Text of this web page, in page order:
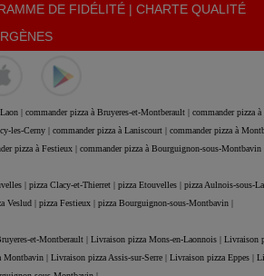
DE FIDÉLITÉ | CHARTE QUALITÉ
| commander pizza à Bruyeres-et-Montberault | commander pizza
les-Cerny | commander pizza à Laniscourt | commander pizza à
pizza à Festieux | commander pizza à Bourguignon-sous-Montbavin
| pizza Clacy-et-Thierret | pizza Etouvelles | pizza Aulnois-sous-
Veslud | pizza Festieux | pizza Bourguignon-sous-Montbavin |
et-Montberault | Livraison pizza Mons-en-Laonnois | Livraison
Montbavin | Livraison pizza Assis-sur-Serre | Livraison pizza Eppes |